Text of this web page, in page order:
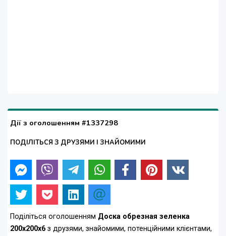
Дії з оголошенням #1337298
ПОДІЛІТЬСЯ З ДРУЗЯМИ І ЗНАЙОМИМИ
Поділіться оголошенням Доска обрезная зеленка
200х200х6 з друзями, знайомими, потенційними клієнтами,